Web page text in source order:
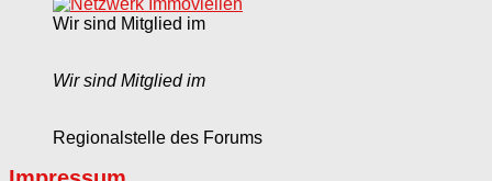
Wir sind Mitglied im
Wir sind Mitglied im
Regionalstelle des Forums